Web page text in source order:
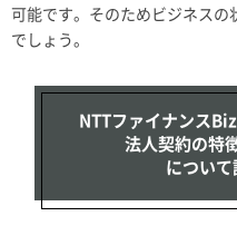
可能です。そのためビジネス
でしょう。
NTTファイナンス
法人契約の特
について